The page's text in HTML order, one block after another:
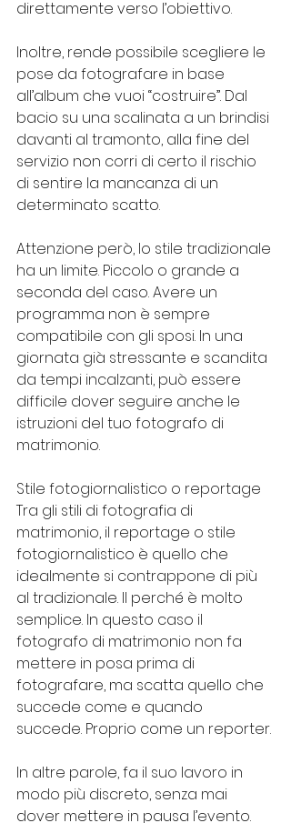
direttamente verso l’obiettivo.
Inoltre, rende possibile scegliere le
pose da fotografare in base
all’album che vuoi “costruire”. Dal
bacio su una scalinata a un brindisi
davanti al tramonto, alla fine del
servizio non corri di certo il rischio
di sentire la mancanza di un
determinato scatto.
Attenzione però, lo stile tradizionale
ha un limite. Piccolo o grande a
seconda del caso. Avere un
programma non è sempre
compatibile con gli sposi. In una
giornata già stressante e scandita
da tempi incalzanti, può essere
difficile dover seguire anche le
istruzioni del tuo fotografo di
matrimonio.
Stile fotogiornalistico o reportage
Tra gli stili di fotografia di
matrimonio, il reportage o stile
fotogiornalistico è quello che
idealmente si contrappone di più
al tradizionale. Il perché è molto
semplice. In questo caso il
fotografo di matrimonio non fa
mettere in posa prima di
fotografare, ma scatta quello che
succede come e quando
succede. Proprio come un reporter.
In altre parole, fa il suo lavoro in
modo più discreto, senza mai
dover mettere in pausa l’evento.